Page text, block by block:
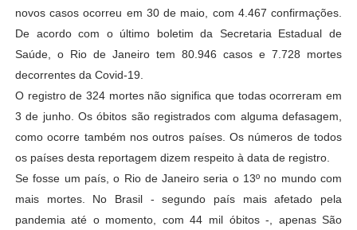
novos casos ocorreu em 30 de maio, com 4.467 confirmações.
De acordo com o último boletim da Secretaria Estadual de
Saúde, o Rio de Janeiro tem 80.946 casos e 7.728 mortes
decorrentes da Covid-19.
O registro de 324 mortes não significa que todas ocorreram em
3 de junho. Os óbitos são registrados com alguma defasagem,
como ocorre também nos outros países. Os números de todos
os países desta reportagem dizem respeito à data de registro.
Se fosse um país, o Rio de Janeiro seria o 13º no mundo com
mais mortes. No Brasil - segundo país mais afetado pela
pandemia até o momento, com 44 mil óbitos -, apenas São